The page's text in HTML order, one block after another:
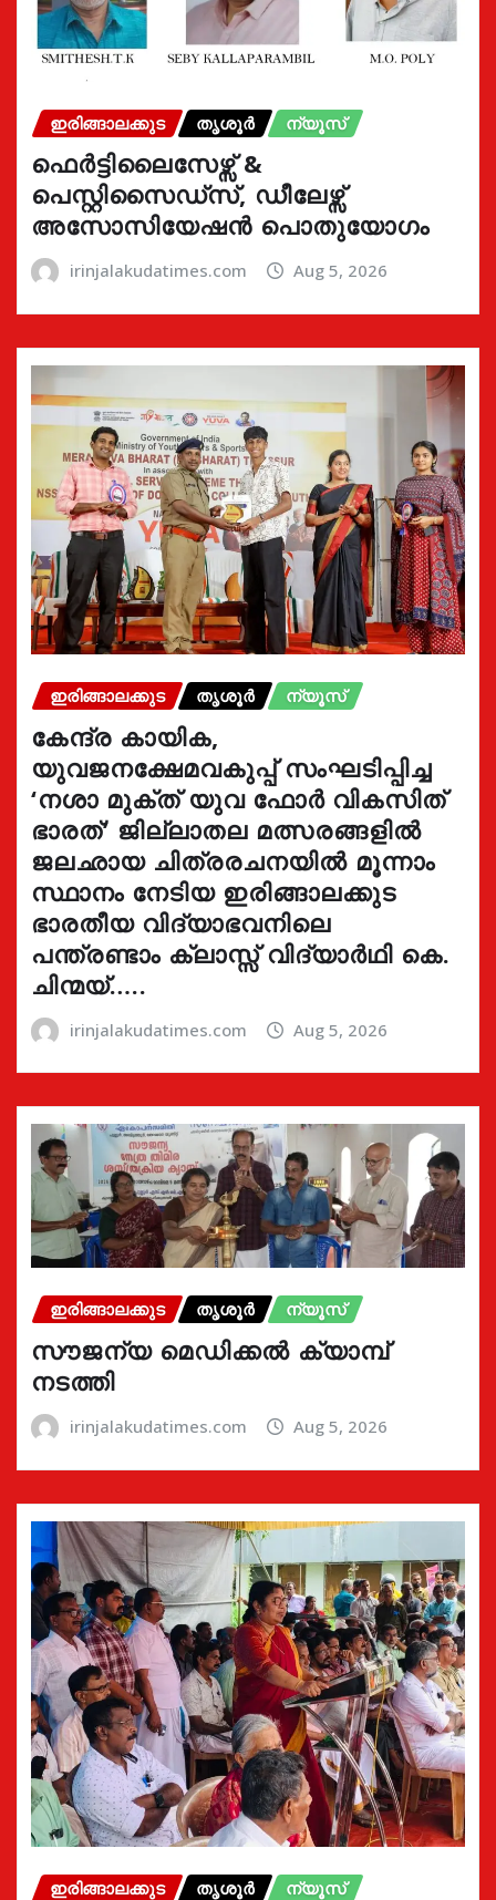
ഇരിങ്ങാലക്കുട തൃശൂർ ന്യൂസ്
ഫെർട്ടിലൈസേഴ്സ് &
പെസ്റ്റിസൈഡ്സ്, ഡീലേഴ്സ്
അസോസിയേഷൻ പൊതുയോഗം
irinjalakudatimes.com Aug 5, 2026
ഇരിങ്ങാലക്കുട തൃശൂർ ന്യൂസ്
കേന്ദ്ര കായിക,
യുവജനക്ഷേമവകുപ്പ് സംഘടിപ്പിച്ച
‘നശാ മുക്ത് യുവ ഫോർ വികസിത്
ഭാരത്’ ജില്ലാതല മത്സരങ്ങളിൽ
ജലഛായ ചിത്രരചനയിൽ മൂന്നാം
സ്ഥാനം നേടിയ ഇരിങ്ങാലക്കുട
ഭാരതീയ വിദ്യാഭവനിലെ
പന്ത്രണ്ടാം ക്ലാസ്സ് വിദ്യാർഥി കെ.
ചിന്മയ്…..
irinjalakudatimes.com Aug 5, 2026
ഇരിങ്ങാലക്കുട തൃശൂർ ന്യൂസ്
സൗജന്യ മെഡിക്കൽ ക്യാമ്പ്
നടത്തി
irinjalakudatimes.com Aug 5, 2026
ഇരിങ്ങാലക്കുട തൃശൂർ ന്യൂസ്